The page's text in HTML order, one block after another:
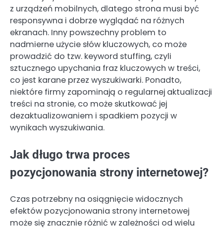
z urządzeń mobilnych, dlatego strona musi być
responsywna i dobrze wyglądać na różnych
ekranach. Inny powszechny problem to
nadmierne użycie słów kluczowych, co może
prowadzić do tzw. keyword stuffing, czyli
sztucznego upychania fraz kluczowych w treści,
co jest karane przez wyszukiwarki. Ponadto,
niektóre firmy zapominają o regularnej aktualizacji
treści na stronie, co może skutkować jej
dezaktualizowaniem i spadkiem pozycji w
wynikach wyszukiwania.
Jak długo trwa proces
pozycjonowania strony internetowej?
Czas potrzebny na osiągnięcie widocznych
efektów pozycjonowania strony internetowej
może się znacznie różnić w zależności od wielu